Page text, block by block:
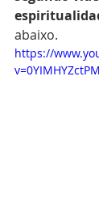
abaixo.
https://
v=0YIMHYZctPM